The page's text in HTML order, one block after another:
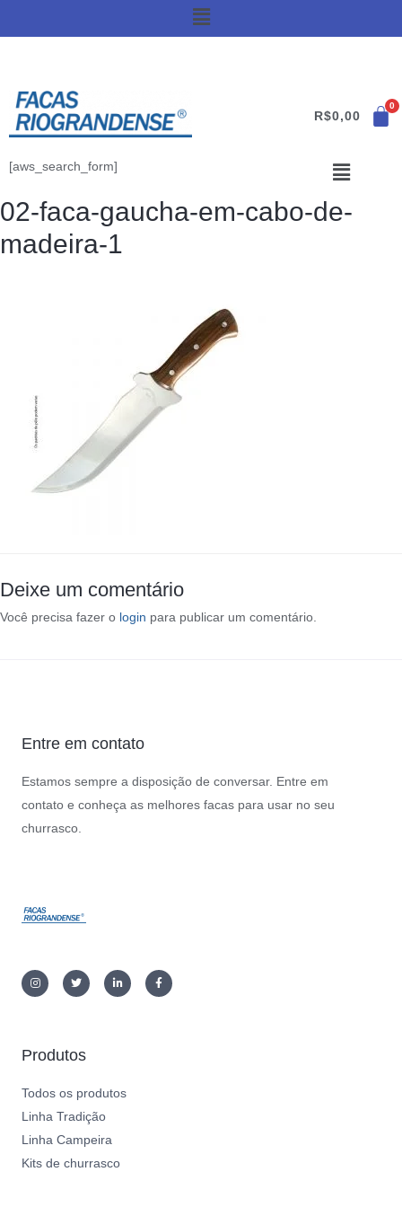
R$0,00
[aws_search_form]
02-faca-gaucha-em-cabo-de-
madeira-1
Deixe um comentário
Você precisa fazer o login para publicar um comentário.
Entre em contato
Estamos sempre a disposição de conversar. Entre em
contato e conheça as melhores facas para usar no seu
churrasco.
Produtos
Todos os produtos
Linha Tradição
Linha Campeira
Kits de churrasco